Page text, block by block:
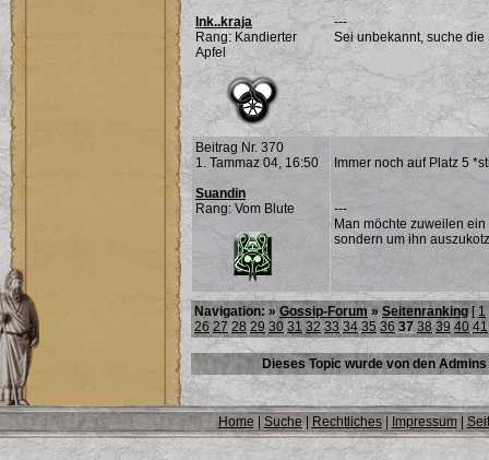
Ink..kraja
Rang: Kandierter
Apfel
---
Sei unbekannt, suche die
Beitrag Nr. 370
1. Tammaz 04, 16:50
Suandin
Rang: Vom Blute
Immer noch auf Platz 5
---
Man möchte zuweilen
sondern um ihn
Navigation: » Gossip-Forum » Seitenranking [ 1
26 27 28 29 30 31 32 33 34 35 36 37 38 39 40 41
Dieses Topic wurde von den
Home| Suche | Rechtliches| Impressum|